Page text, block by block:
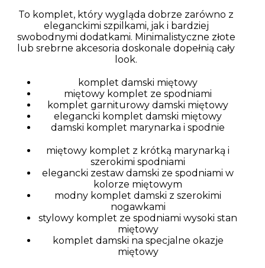
To komplet, który wygląda dobrze zarówno z
eleganckimi szpilkami, jak i bardziej
swobodnymi dodatkami. Minimalistyczne złote
lub srebrne akcesoria doskonale dopełnią cały
look.
komplet damski miętowy
miętowy komplet ze spodniami
komplet garniturowy damski miętowy
elegancki komplet damski miętowy
damski komplet marynarka i spodnie
miętowy komplet z krótką marynarką i
szerokimi spodniami
elegancki zestaw damski ze spodniami w
kolorze miętowym
modny komplet damski z szerokimi
nogawkami
stylowy komplet ze spodniami wysoki stan
miętowy
komplet damski na specjalne okazje
miętowy